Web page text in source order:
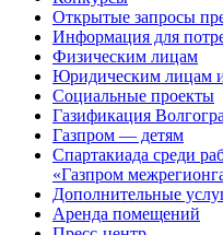
Открытые запросы
Информация для
Физическим лицам
Юридическим лицам
Социальные проекты
Газификация
Газпром — детям
Спартакиада среди
«Газпром
Дополнительные
Аренда помещений